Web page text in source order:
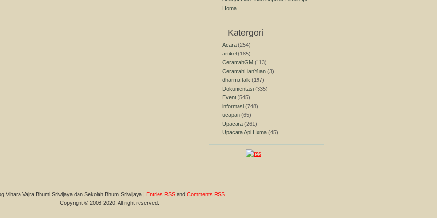
Homa
Katergori
Acara (254)
artikel (185)
CeramahGM (113)
CeramahLianYuan (3)
dharma talk (197)
Dokumentasi (335)
Event (545)
informasi (748)
ucapan (65)
Upacara (261)
Upacara Api Homa (45)
Vihara Vajra Bhumi Sriwijaya dan Sekolah Bhumi Sriwijaya | Entries RSSand Comments RSS
Copyright © 2008-2020. All right reserved.